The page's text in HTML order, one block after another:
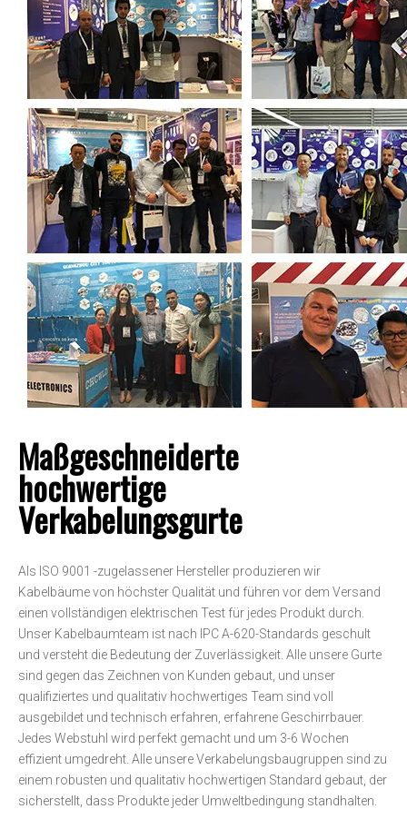
Maßgeschneiderte
hochwertige
Verkabelungsgurte
Als ISO 9001 -zugelassener Hersteller produzieren wir
Kabelbäume von höchster Qualität und führen vor dem Versand
einen vollständigen elektrischen Test für jedes Produkt durch.
Unser Kabelbaumteam ist nach IPC A-620-Standards geschult
und versteht die Bedeutung der Zuverlässigkeit. Alle unsere Gurte
sind gegen das Zeichnen von Kunden gebaut, und unser
qualifiziertes und qualitativ hochwertiges Team sind voll
ausgebildet und technisch erfahren, erfahrene Geschirrbauer.
Jedes Webstuhl wird perfekt gemacht und um 3-6 Wochen
effizient umgedreht. Alle unsere Verkabelungsbaugruppen sind zu
einem robusten und qualitativ hochwertigen Standard gebaut, der
sicherstellt, dass Produkte jeder Umweltbedingung standhalten.